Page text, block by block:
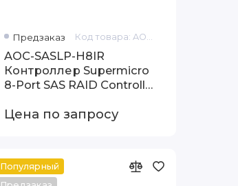
Предзаказ Код товара: AOC-SASLP-H8IR
AOC-SASLP-H8IR
Контроллер Supermicro
8-Port SAS RAID Controller
300MBps
Цена по запросу
Популярный